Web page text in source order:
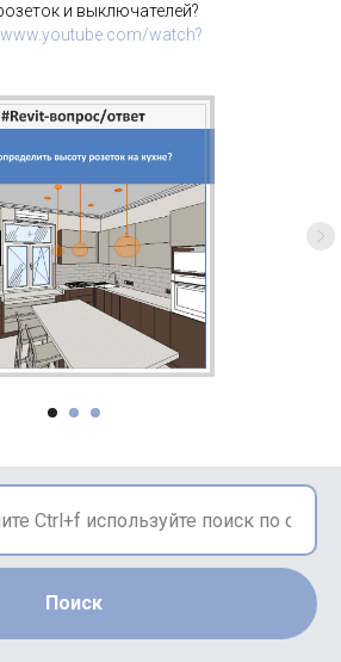
и выключателей?
watch?
Поиск